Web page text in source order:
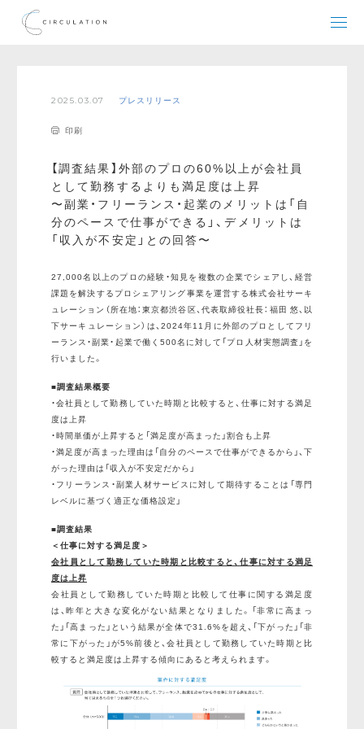
2025.03.07 プレスリリース
印刷
【調査結果】外部のプロの60%以上が会社員
として勤務するよりも満足度は上昇
〜副業・フリーランス・起業のメリットは「自
分のペースで仕事ができる」、デメリットは
「収入が不安定」との回答〜
27,000名以上のプロの経験・知見を複数の企業でシェアし、経営
課題を解決するプロシェアリング事業を運営する株式会社サーキ
ュレーション（所在地：東京都渋谷区、代表取締役社長：福田 悠、以
下サーキュレーション）は、2024年11月に外部のプロとしてフリ
ーランス・副業・起業で働く500名に対して「プロ人材実態調査」を
行いました。
■調査結果概要
・会社員として勤務していた時期と比較すると、仕事に対する満足
度は上昇
・時間単価が上昇すると「満足度が高まった」割合も上昇
・満足度が高まった理由は「自分のペースで仕事ができるから」、下
がった理由は「収入が不安定だから」
・フリーランス・副業人材サービスに対して期待することは「専門
レベルに基づく適正な価格設定」
■調査結果
＜仕事に対する満足度＞
会社員として勤務していた時期と比較すると、仕事に対する満足
度は上昇
会社員として勤務していた時期と比較して仕事に関する満足度
は、昨年と大きな変化がない結果となりました。「非常に高まっ
た」「高まった」という結果が全体で31.6%を超え、「下がった」「非
常に下がった」が5%前後と、会社員として勤務していた時期と比
較すると満足度は上昇する傾向にあると考えられます。